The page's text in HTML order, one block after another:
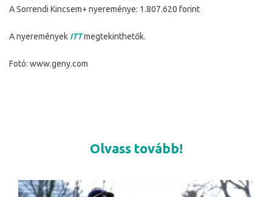
A Sorrendi Kincsem+ nyereménye: 1.807.620 forint
A nyeremények ITTmegtekinthetők.
Fotó: www.geny.com
Olvass tovább!